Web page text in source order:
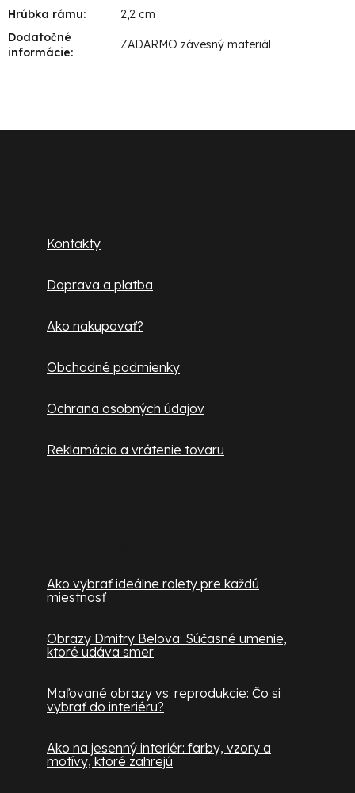
Hrúbka rámu:
2,2 cm
Dodatočné
informácie:
ZADARMO závesný materiál
Kontakty
Doprava a platba
Ako nakupovať?
Obchodné podmienky
Ochrana osobných údajov
Reklamácia a vrátenie tovaru
Ako vybrať ideálne rolety pre každú
miestnosť
Obrazy Dmitry Belova: Súčasné umenie,
ktoré udáva smer
Maľované obrazy vs. reprodukcie: Čo si
vybrať do interiéru?
Ako na jesenný interiér: farby, vzory a
motívy, ktoré zahrejú